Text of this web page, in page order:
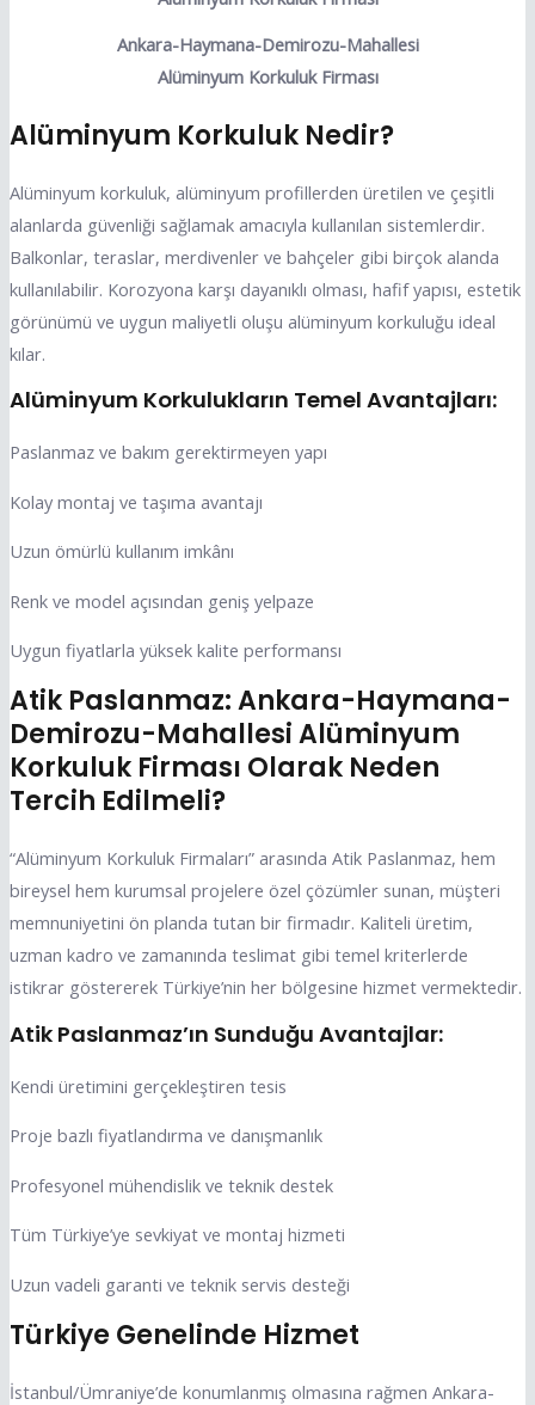
Ankara-Haymana-Demirozu-Mahallesi
Alüminyum Korkuluk Firması
Alüminyum Korkuluk Nedir?
Alüminyum korkuluk, alüminyum profillerden üretilen ve çeşitli
alanlarda güvenliği sağlamak amacıyla kullanılan sistemlerdir.
Balkonlar, teraslar, merdivenler ve bahçeler gibi birçok alanda
kullanılabilir. Korozyona karşı dayanıklı olması, hafif yapısı, estetik
görünümü ve uygun maliyetli oluşu alüminyum korkuluğu ideal
kılar.
Alüminyum Korkulukların Temel Avantajları:
Paslanmaz ve bakım gerektirmeyen yapı
Kolay montaj ve taşıma avantajı
Uzun ömürlü kullanım imkânı
Renk ve model açısından geniş yelpaze
Uygun fiyatlarla yüksek kalite performansı
Atik Paslanmaz: Ankara-Haymana-
Demirozu-Mahallesi Alüminyum
Korkuluk Firması Olarak Neden
Tercih Edilmeli?
“Alüminyum Korkuluk Firmaları” arasında Atik Paslanmaz, hem
bireysel hem kurumsal projelere özel çözümler sunan, müşteri
memnuniyetini ön planda tutan bir firmadır. Kaliteli üretim,
uzman kadro ve zamanında teslimat gibi temel kriterlerde
istikrar göstererek Türkiye’nin her bölgesine hizmet vermektedir.
Atik Paslanmaz’ın Sunduğu Avantajlar:
Kendi üretimini gerçekleştiren tesis
Proje bazlı fiyatlandırma ve danışmanlık
Profesyonel mühendislik ve teknik destek
Tüm Türkiye’ye sevkiyat ve montaj hizmeti
Uzun vadeli garanti ve teknik servis desteği
Türkiye Genelinde Hizmet
İstanbul/Ümraniye’de konumlanmış olmasına rağmen Ankara-